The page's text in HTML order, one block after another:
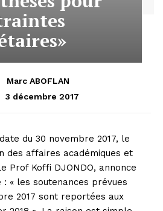
Marc ABOFLAN
3 décembre 2017
du 30 novembre 2017, le
des affaires académiques et
Prof Koffi DJONDO, annonce
« les soutenances prévues
2017 sont reportées aux